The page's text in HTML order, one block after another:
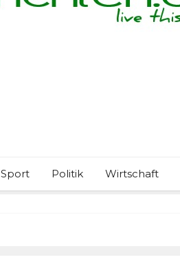
Sport Politik Wirtschaft